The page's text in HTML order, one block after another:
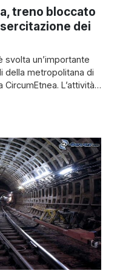
treno bloccato
dei
svolta un’importante
della metropolitana di
L’attività
operatori, tra cui un
[…]